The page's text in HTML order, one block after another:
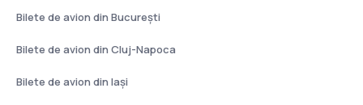
Bilete de avion din București
Bilete de avion din Cluj-Napoca
Bilete de avion din Iași